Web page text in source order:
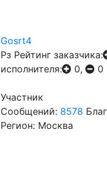
Gosrt4
Рз Рейтинг заказчика:
исполнителя:
0, 0
Участник
Сообщений: 8578
Регион: Москва